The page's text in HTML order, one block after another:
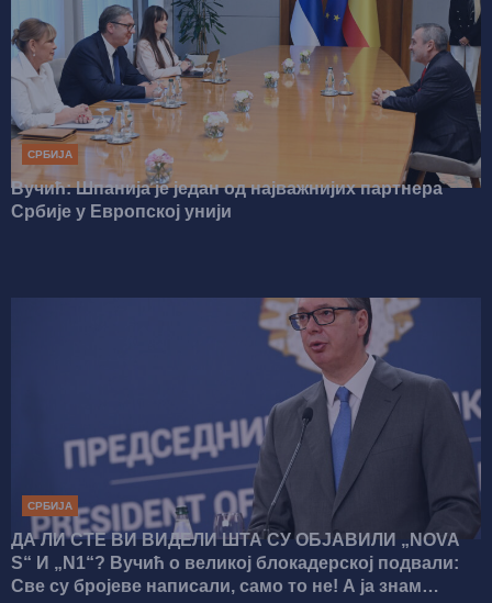
СРБИЈА
Вучић: Шпанија је један од најважнијих партнера
Србије у Европској унији
СРБИЈА
ДА ЛИ СТЕ ВИ ВИДЕЛИ ШТА СУ ОБЈАВИЛИ „NOVA
S“ И „N1“? Вучић о великој блокадерској подвали:
Све су бројеве написали, само то не! А ја знам